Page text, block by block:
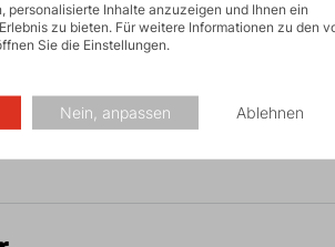
personalisierte Inhalte anzuzeigen und Ihnen ein
zu bieten. Für weitere Informationen zu den
Sie die Einstellungen.
Nein, anpassen Ablehnen